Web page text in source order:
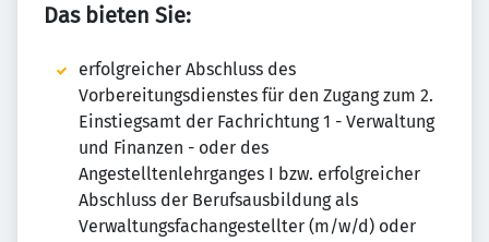
Das bieten Sie:
erfolgreicher Abschluss des
Vorbereitungsdienstes für den Zugang zum 2.
Einstiegsamt der Fachrichtung 1 - Verwaltung
und Finanzen - oder des
Angestelltenlehrganges I bzw. erfolgreicher
Abschluss der Berufsausbildung als
Verwaltungsfachangestellter (m/w/d) oder